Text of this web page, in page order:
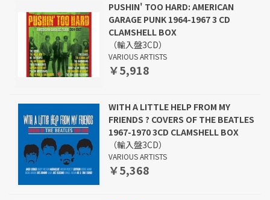
PUSHIN' TOO HARD: AMERICAN
GARAGE PUNK 1964-1967 3 CD
CLAMSHELL BOX
（輸入盤3CD）
VARIOUS ARTISTS
￥5,918
WITH A LITTLE HELP FROM MY
FRIENDS ? COVERS OF THE BEATLES
1967-1970 3CD CLAMSHELL BOX
（輸入盤3CD）
VARIOUS ARTISTS
￥5,368